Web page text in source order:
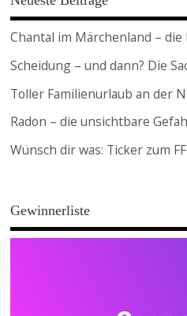
Chantal im Märchenland –
Scheidung – und dann? Die
Toller Familienurlaub an der
Radon – die unsichtbare
Wünsch dir was: Ticker zum
Gewinnerliste